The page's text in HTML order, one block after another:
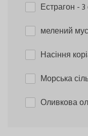
Естрагон -
мелений
Насіння
Морська
Оливкова